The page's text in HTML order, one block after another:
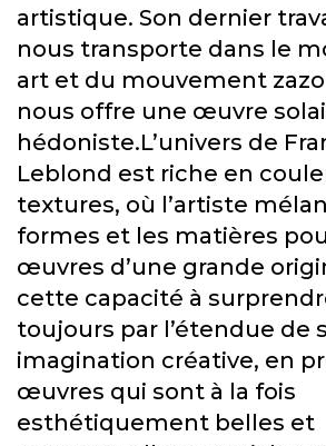
artistique. Son dernier
nous transporte dans le
art et du mouvement
nous offre une œuvre
hédoniste.L’univers de
Leblond est riche en
textures, où l’artiste
formes et les matières
œuvres d’une grande
cette capacité à
toujours par l’étendue de
imagination créative, en
œuvres qui sont à la fois
esthétiquement belles et